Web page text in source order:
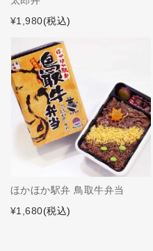
¥1,980(税込)
ほかほか駅弁 鳥取牛弁当
¥1,680(税込)